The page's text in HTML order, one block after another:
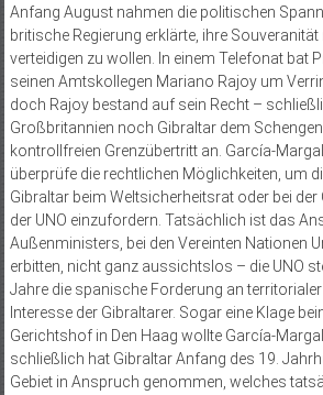
Anfang August nahmen die politischen
britische Regierung erklärte, ihre Souveranität
verteidigen zu wollen. In einem Telefonat bat
seinen Amtskollegen Mariano Rajoy um
doch Rajoy bestand auf sein Recht –
Großbritannien noch Gibraltar dem
kontrollfreien Grenzübertritt an. García-
überprüfe die rechtlichen Möglichkeiten, um
Gibraltar beim Weltsicherheitsrat oder bei
der UNO einzufordern. Tatsächlich ist das
Außenministers, bei den Vereinten Nationen
erbitten, nicht ganz aussichtslos – die UNO
Jahre die spanische Forderung an
Interesse der Gibraltarer. Sogar eine Klage
Gerichtshof in Den Haag wollte García-
schließlich hat Gibraltar Anfang des 19.
Gebiet in Anspruch genommen, welches